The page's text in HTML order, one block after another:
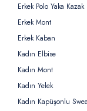
Erkek Polo Yaka Kazak
Erkek Mont
Erkek Kaban
Kadın Elbise
Kadın Mont
Kadın Yelek
Kadın Kapüşonlu